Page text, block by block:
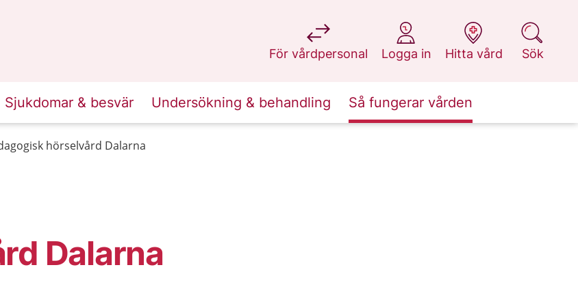
För vårdpersonal
på 1177.se
Logga in
på 1177.se
Hitta vård
på 1177.se
Sök
på 1177.se
Sjukdomar & besvär Undersökning & behandling Så fungerar vården
hörselvård Dalarna
Dalarna